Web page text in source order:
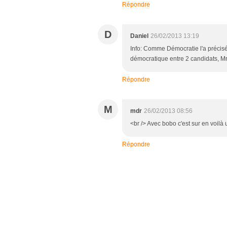
Répondre
D Daniel 26/02/2013 13:19
Info: Comme Démocratie l'a
démocratique entre 2 candidats,
Répondre
M mdr 26/02/2013 08:56
<br /> Avec bobo c'est sur en
Répondre